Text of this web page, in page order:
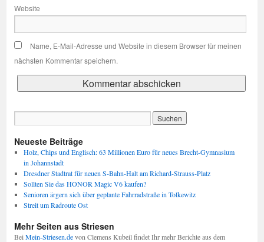
Website
Name, E-Mail-Adresse und Website in diesem Browser für meinen
nächsten Kommentar speichern.
Neueste Beiträge
Holz, Chips und Englisch: 63 Millionen Euro für neues Brecht-Gymnasium
in Johannstadt
Dresdner Stadtrat für neuen S-Bahn-Halt am Richard-Strauss-Platz
Sollten Sie das HONOR Magic V6 kaufen?
Senioren ärgern sich über geplante Fahrradstraße in Tolkewitz
Streit um Radroute Ost
Mehr Seiten aus Striesen
Bei Mein-Striesen.devon Clemens Kubeil findet Ihr mehr Berichte aus dem